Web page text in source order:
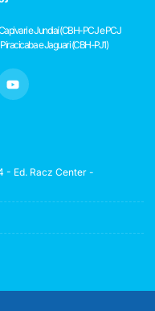
e Jundiaí (CBH-PCJ e PCJ
e Jaguari (CBH-PJ1)
- Ed. Racz Center -